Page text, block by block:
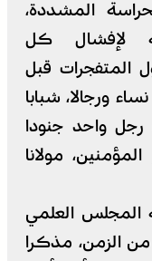
المشددة،
لإفشال كل
المتفجرات قبل
ورجالا، شبابا
رجل واحد جنودا
مولانا
المجلس العلمي
الزمن، مذكرا